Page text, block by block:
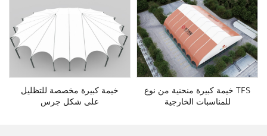
خيمة كبيرة مخصصة للتظليل
على شكل جرس
خيمة كبيرة منحنية من نوع TFS
للمناسبات الخارجية